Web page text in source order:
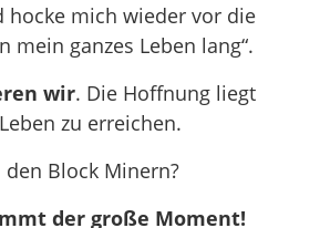
hocke mich wieder vor die
mein ganzes Leben lang“.
wir. Die Hoffnung liegt
zu erreichen.
Block Minern?
der große Moment!